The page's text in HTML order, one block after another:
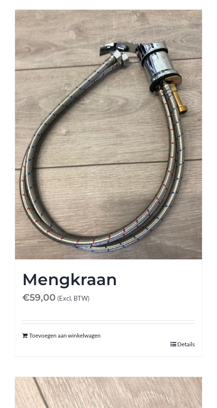
Mengkraan
€59,00 (Excl. BTW)
Toevoegen aan winkelwagen
Details